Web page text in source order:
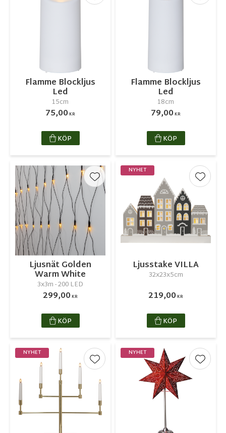
Flamme Blockljus
Led
15cm
75,00KR
KÖP
Flamme Blockljus
Led
18cm
79,00KR
KÖP
Ljusnät Golden
Warm White
3x3m - 200 LED
299,00KR
Lägg till i favoriter
KÖP
Ljusstake VILLA
32x23x5cm
219,00KR
NYHET
Lägg
KÖP
NYHET
Lägg till i favoriter
NYHET
Lägg